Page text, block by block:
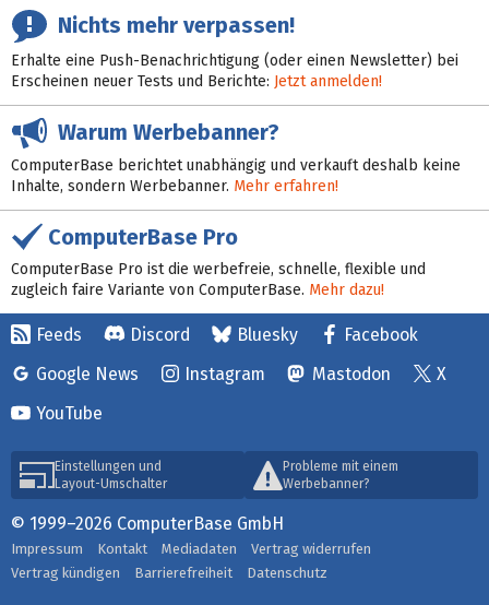
Nichts mehr verpassen!
Erhalte eine Push-Benachrichtigung (oder einen Newsletter) bei
Erscheinen neuer Tests und Berichte: Jetzt anmelden!
Warum Werbebanner?
ComputerBase berichtet unabhängig und verkauft deshalb keine
Inhalte, sondern Werbebanner. Mehr erfahren!
ComputerBase Pro
ComputerBase Pro ist die werbefreie, schnelle, flexible und
zugleich faire Variante von ComputerBase. Mehr dazu!
Feeds Discord Bluesky
Facebook
Google News
Instagram Mastodon
X
YouTube
Einstellungen und
Layout-Umschalter
Probleme mit einem
Werbebanner?
© 1999–2026 ComputerBase GmbH
Impressum Kontakt Mediadaten
Vertrag widerrufen
Vertrag kündigen
Barrierefreiheit Datenschutz